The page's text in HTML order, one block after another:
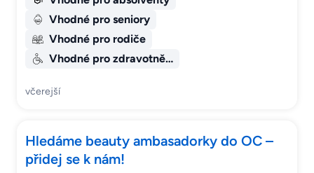
Vhodné pro seniory
Vhodné pro rodiče
Vhodné pro zdravotně…
včerejší
Hledáme beauty ambasadorky do OC –
přidej se k nám!